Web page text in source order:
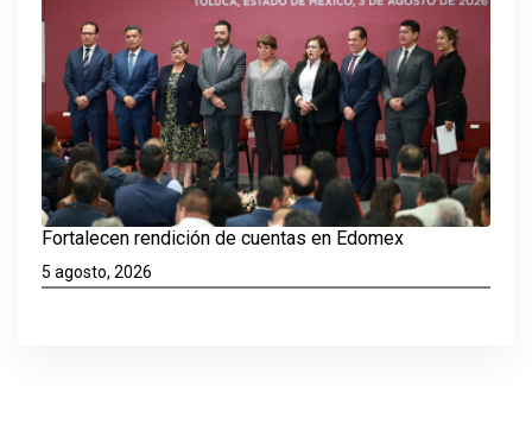
Fortalecen rendición de cuentas en Edomex
5 agosto, 2026